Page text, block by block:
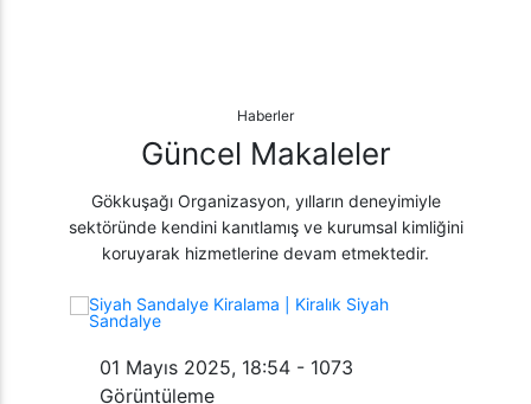
Haberler
Güncel Makaleler
Gökkuşağı Organizasyon, yılların deneyimiyle
sektöründe kendini kanıtlamış ve kurumsal kimliğini
koruyarak hizmetlerine devam etmektedir.
01 Mayıs 2025, 18:54 - 1073
Görüntüleme